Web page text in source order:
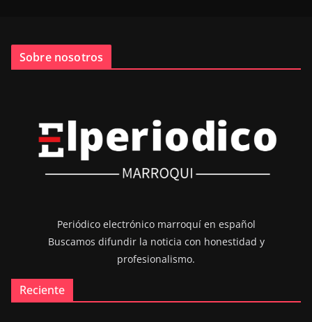
Sobre nosotros
Periódico electrónico marroquí en español
Buscamos difundir la noticia con honestidad y
profesionalismo.
Reciente